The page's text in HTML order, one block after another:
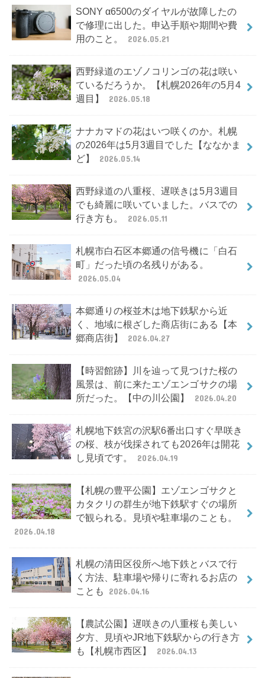
SONY α6500のダイヤルが故障したの
で修理に出した。申込手順や期間や費
用のこと。
2026.05.21
西野緑道のエゾノコリンゴの花は咲い
ているだろうか。【札幌2026年の5月4
週目】
2026.05.18
ナナカマドの花はいつ咲くのか。札幌
の2026年は5月3週目でした【ななかま
ど】
2026.05.14
西野緑道の八重桜、遅咲きは5月3週目
でも綺麗に咲いていました。バスでの
行き方も。
2026.05.11
札幌市白石区本郷通の信号機に「白石
町」だった頃の名残りがある。
2026.05.04
本郷通りの桜並木は地下鉄駅から近
く、地域に根ざした商店街にある【本
郷商店街】
2026.04.27
【時習館跡】川を辿って見つけた桜の
風景は、前に来たエゾエンゴサクの場
所だった。【中の川公園】
2026.04.20
札幌地下鉄宮の沢駅6番出口すぐ早咲き
の桜、枝が伐採されても2026年は開花
し見頃です。
2026.04.19
【札幌の豊平公園】エゾエンゴサクと
カタクリの群生が地下鉄駅すぐの場所
で観られる。見頃や駐車場のことも。
2026.04.18
札幌の清田区役所へ地下鉄とバスで行
く方法、駐車場や帰りに寄れるお店の
ことも
2026.04.16
【農試公園】遅咲きの八重桜も美しい
夕方、見頃やJR地下鉄駅からの行き方
も【札幌市西区】
2026.04.13